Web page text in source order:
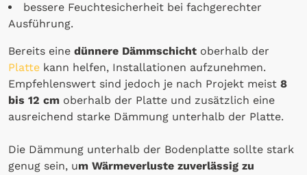
bessere Feuchtesicherheit bei fachgerechter
Ausführung.
Bereits eine dünnere Dämmschicht oberhalb der
Platte kann helfen, Installationen aufzunehmen.
Empfehlenswert sind jedoch je nach Projekt meist 8
bis 12 cm oberhalb der Platte und zusätzlich eine
ausreichend starke Dämmung unterhalb der Platte.
Die Dämmung unterhalb der Bodenplatte sollte stark
genug sein, um Wärmeverluste zuverlässig zu